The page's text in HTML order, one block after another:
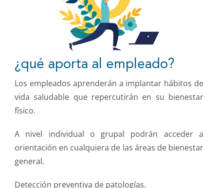
¿qué aporta al empleado?
Los empleados aprenderán a implantar hábitos de
vida saludable que repercutirán en su bienestar
físico.
A nivel individual o grupal podrán acceder a
orientación en cualquiera de las áreas de bienestar
general.
Detección preventiva de patologías.